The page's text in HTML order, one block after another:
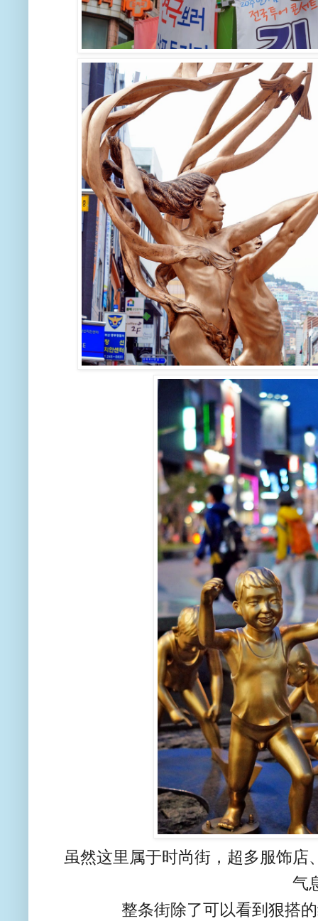
虽然这里属于时尚街，超多服饰
气
整条街除了可以看到狠搭